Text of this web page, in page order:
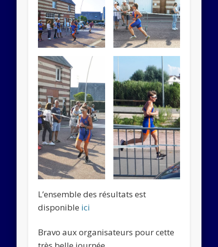
L’ensemble des résultats est
disponible ici
Bravo aux organisateurs pour cette